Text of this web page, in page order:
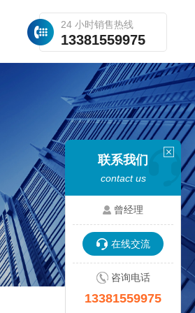
24 小时销售热线
13381559975
联系我们
contact us
曾经理
在线交流
咨询电话
13381559975